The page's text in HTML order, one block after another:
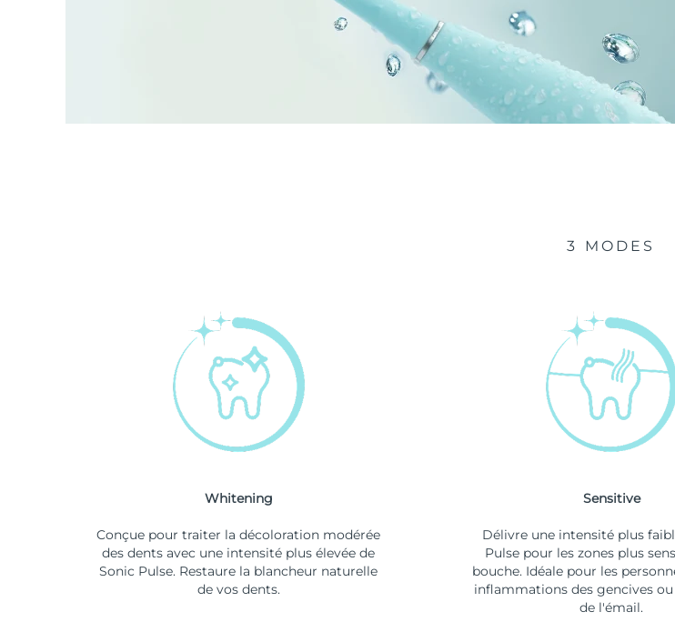
3 MODES
Whitening
Conçue pour traiter la décoloration modérée
des dents avec une intensité plus élevée de
Sonic Pulse. Restaure la blancheur naturelle
de vos dents.
Sensitive
Délivre une intensité plus
Pulse pour les zones plus
bouche. Idéale pour les
inflammations des gencives
de l'émail.